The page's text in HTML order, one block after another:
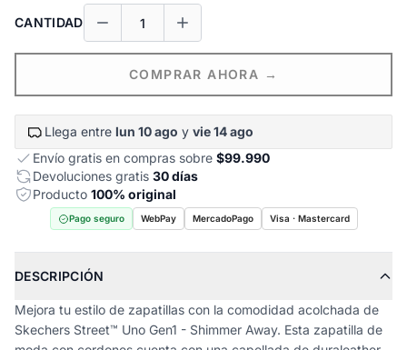
CANTIDAD
COMPRAR AHORA →
Llega entre lun 10 ago y vie 14 ago
Envío gratis en compras sobre $99.990
Devoluciones gratis 30 días
Producto 100% original
Pago seguro WebPay MercadoPago Visa · Mastercard
DESCRIPCIÓN
Mejora tu estilo de zapatillas con la comodidad acolchada de
Skechers Street™ Uno Gen1 - Shimmer Away. Esta zapatilla de